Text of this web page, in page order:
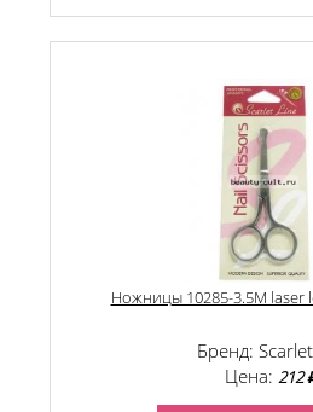
Ножницы 10285-3.5M laser
Бренд:
Цена: 212